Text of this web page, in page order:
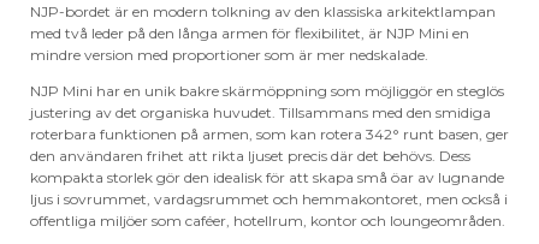
NJP-bordet är en modern tolkning av den klassiska arkitektlampan
med två leder på den långa armen för flexibilitet, är NJP Mini en
mindre version med proportioner som är mer nedskalade.
NJP Mini har en unik bakre skärmöppning som möjliggör en steglös
justering av det organiska huvudet. Tillsammans med den smidiga
roterbara funktionen på armen, som kan rotera 342° runt basen, ger
den användaren frihet att rikta ljuset precis där det behövs. Dess
kompakta storlek gör den idealisk för att skapa små öar av lugnande
ljus i sovrummet, vardagsrummet och hemmakontoret, men också i
offentliga miljöer som caféer, hotellrum, kontor och loungeområden.